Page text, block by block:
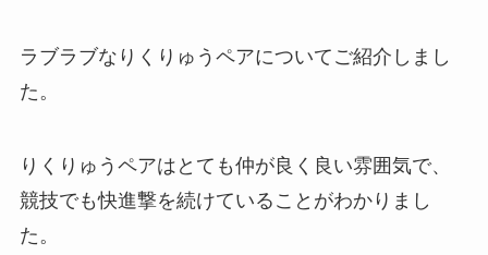
ラブラブなりくりゅうペアについてご紹介しまし
た。
りくりゅうペアはとても仲が良く良い雰囲気で、
競技でも快進撃を続けていることがわかりまし
た。